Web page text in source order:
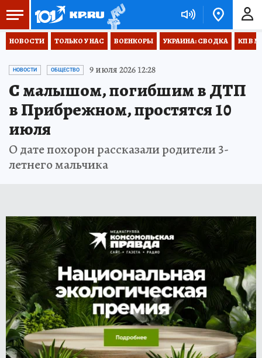
НОВОСТИ ТОЛЬКО У НАС ВОЕНКОРЫ УКРАИНА: СВОДКА КП В
НОВОСТИ ОБЩЕСТВО 9 июля 2026 12:28
С малышом, погибшим в ДТП
в Прибрежном, простятся 10
июля
О дате похорон рассказали родители 3-
летнего мальчика